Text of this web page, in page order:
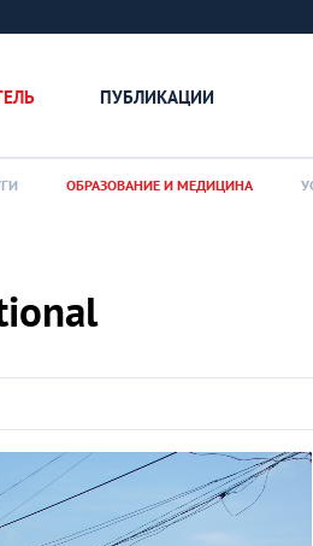
ПУБЛИКАЦИИ
ОБРАЗОВАНИЕ И МЕДИЦИНА